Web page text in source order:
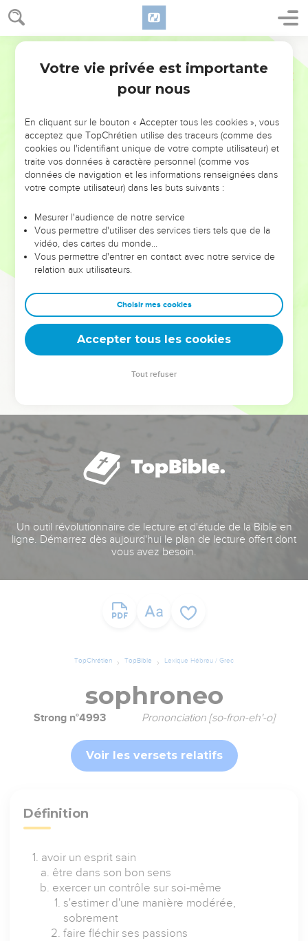
NE MANQUEZ PAS L’ÉVÉNEMENT
DE L’ANNÉE !
ET SI LEURS ERREURS POUVAIENT VOUS ÉVITER LES
VOTRES ?
leur foi ou leur vision. Mais on voit moins les doutes, les erreurs
et les saisons difficiles qu'ils ont traversés, alors même que ce
sont elles qui les ont façonnés.
Dans cette conférence, leaders, entrepreneurs, et responsables
clés pour avancer avec plus de sagesse afin que leurs erreurs
deviennent vos tremplins. Que vous guidiez un ministère, une
équipe, un groupe ou une famille, leur expérience est faite
Un outil révolutionnaire de lecture et d'étude de la Bible en
ligne. Démarrez dès aujourd'hui le plan de lecture offert dont
vous avez besoin.
TopChrétien TopBible Lexique Hébreu / Grec
sophroneo
Strong n°4993 Prononciation [so-fron-eh'-o]
Voir les versets relatifs
Définition
avoir un esprit sain
être dans son bon sens
exercer un contrôle sur soi-même
s'estimer d'une manière modérée,
sobrement
faire fléchir ses passions
Votre vie privée est importante
pour nous
En cliquant sur le bouton « Accepter tous les cookies », vous
acceptez que TopChrétien utilise des traceurs (comme des
cookies ou l'identifiant unique de votre compte utilisateur) et
traite vos données à caractère personnel (comme vos
données de navigation et les informations renseignées dans
votre compte utilisateur) dans les buts suivants :
Mesurer l'audience de notre service
Vous permettre d'utiliser des services tiers tels que de la
vidéo, des cartes du monde…
Vous permettre d'entrer en contact avec notre service de
relation aux utilisateurs.
Choisir mes cookies
Accepter tous les cookies
Tout refuser